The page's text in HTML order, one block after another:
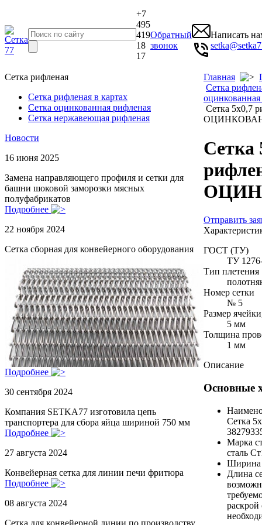
+7
495
419
18
17
Обратный
звонок
Написать
Сетка рифленая
Сетка рифленая в картах
Сетка оцинкованная рифленая
Сетка нержавеющая рифленая
Новости
16 июня 2025
Замена направляющего профиля и сетки для
башни шоковой заморозки мясных
полуфабрикатов
Подробнее
22 ноября 2024
Сетка сборная для конвейерного оборудования
Подробнее
30 сентября 2024
Компания SETKA77 изготовила цепь
транспортера для сбора яйца шириной 750 мм
Подробнее
27 августа 2024
Конвейерная сетка для линии печи фритюра
Подробнее
08 августа 2024
Главная
Сетка
Сетка 5x0,7
Сетка
Отправить
ГОСТ (ТУ)
ТУ
Тип плетения
Номер сетки
№ 5
Размер
5 мм
Толщина
1 мм
Описание
Основные
Сетка
Марка
сталь
Ширина
Длина
раскрой